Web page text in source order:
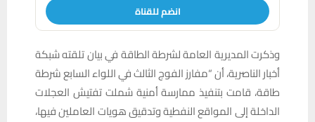
انضم للقناة
وذكرت المديرية العامة لشرطة الطاقة في بيان تلقته شبكة
أخبار الناصرية، أن “مفارز الفوج الثالث في اللواء السابع شرطة
طاقة، قامت بتنفيذ ممارسة أمنية شملت تفتيش العجلات
الداخلة إلى المواقع النفطية وتدقيق هويات العاملين فيها،